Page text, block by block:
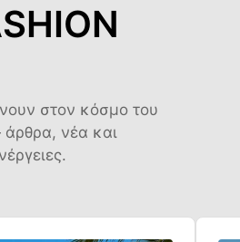
στον κόσμο του
νέα και